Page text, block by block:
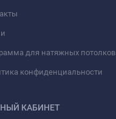
для натяжных потолков
конфиденциальности
КАБИНЕТ